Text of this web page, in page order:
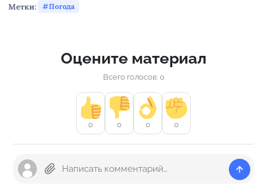
Метки: Погода
Оцените материал
Всего голосов: 0
0 0 0 0